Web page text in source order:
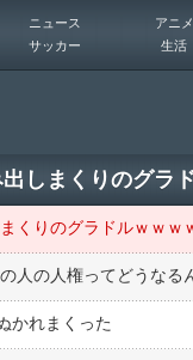
ニュース アニメ
サッカー 生活
しまくりのグラ
くりのグラドルｗｗｗ
人の人権ってどうなる
かれまくった